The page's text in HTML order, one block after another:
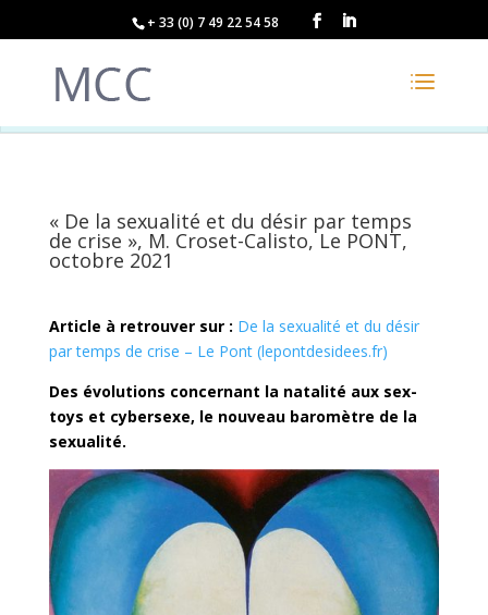
+ 33 (0) 7 49 22 54 58
« De la sexualité et du désir par temps
de crise », M. Croset-Calisto, Le PONT,
octobre 2021
Article à retrouver sur : De la sexualité et du désir
par temps de crise – Le Pont (lepontdesidees.fr)
Des évolutions concernant la natalité aux sex-
toys et cybersexe, le nouveau baromètre de la
sexualité.